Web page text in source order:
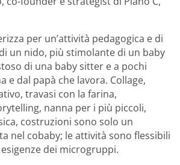
per un’attività pedagogica e di
un nido, più stimolante di un baby
di una baby sitter e a pochi
e dal papà che lavora. Collage,
travasi con la farina,
nanna per i più piccoli,
costruzioni sono solo un
nel cobaby; le attività sono flessibili
dei microgruppi.